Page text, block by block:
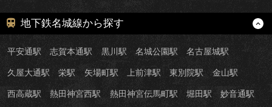
地下鉄名城線から探す
平安通駅 志賀本通駅 黒川駅 名城公園駅 名古屋城駅
久屋大通駅 栄駅 矢場町駅 上前津駅 東別院駅 金山駅
西高蔵駅 熱田神宮西駅 熱田神宮伝馬町駅 堀田駅 妙音通駅